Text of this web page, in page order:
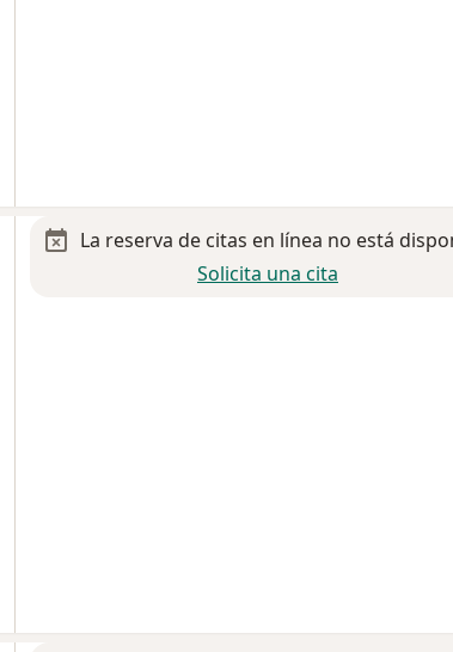
La reserva de citas en línea no está
Solicita una cita